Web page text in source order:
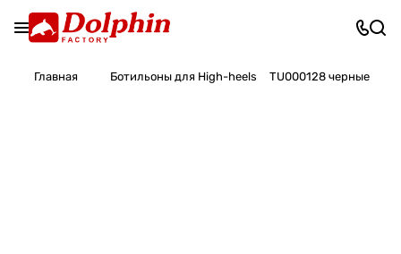
Главная Ботильоны для High-heels TU000128 черные